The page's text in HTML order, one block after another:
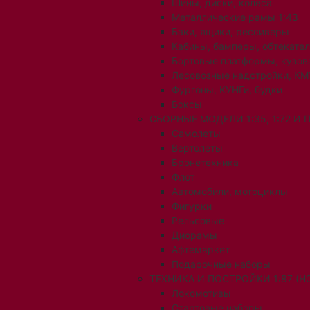
Шины, диски, колеса
Металлические рамы 1:43
Баки, ящики, рессиверы
Кабины, бамперы,
Бортовые платформы,
Лесовозные надстройки,
Фургоны, КУНГи, будки
Боксы
СБОРНЫЕ МОДЕЛИ 1:35, 1:72 И
Самолеты
Вертолеты
Бронетехника
Флот
Автомобили, мотоциклы
Фигурки
Рельсовые
Диорамы
Афтемаркет
Подарочные наборы
ТЕХНИКА И ПОСТРОЙКИ 1:87
Локомотивы
Стартовые наборы